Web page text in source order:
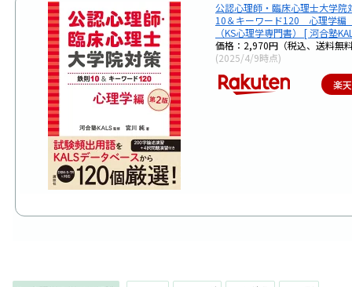
公認心理師・臨床心理士大学
10＆キーワード120 心理学
（KS心理学専門書） [ 河合塾
価格：2,970円（税込、送料無
(2025/4/9時点)
楽